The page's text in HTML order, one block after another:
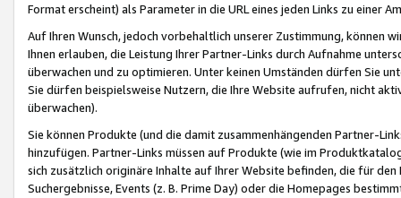
Format erscheint) als Parameter in die URL eines jeden Links zu einer
Auf Ihren Wunsch, jedoch vorbehaltlich unserer Zustimmung, können
Ihnen erlauben, die Leistung Ihrer Partner-Links durch Aufnahme
überwachen und zu optimieren. Unter keinen Umständen dürfen Sie
Sie dürfen beispielsweise Nutzern, die Ihre Website aufrufen, nicht
überwachen).
Sie können Produkte (und die damit zusammenhängenden Partner-
hinzufügen. Partner-Links müssen auf Produkte (wie im
sich zusätzlich originäre Inhalte auf Ihrer Website befinden, die für
Suchergebnisse, Events (z. B. Prime Day) oder die Homepages